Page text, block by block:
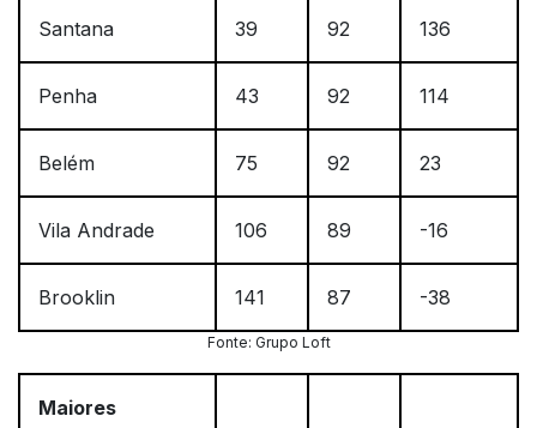
Santana 39 92 136
Penha 43 92 114
Belém 75 92 23
Vila Andrade 106 89 -16
Brooklin 141 87 -38
Fonte: Grupo Loft
Maiores